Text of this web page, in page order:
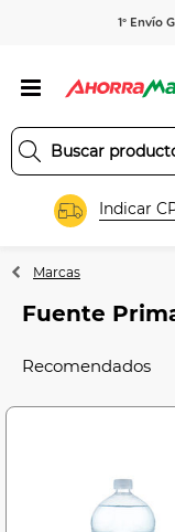
1º Envío
Indicar
Marcas
Fuente